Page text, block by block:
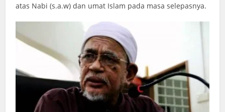
atas Nabi (s.a.w) dan umat Islam pada masa selepasnya.